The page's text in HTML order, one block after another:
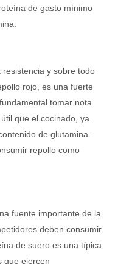
de gasto mínimo
y sobre todo
rojo, es una fuerte
fundamental tomar nota
que el cocinado, ya
de glutamina.
repollo como
fuente importante de la
deben consumir
de suero es una típica
que ejercen